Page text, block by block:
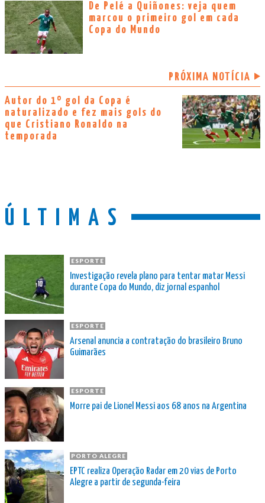
De Pelé a Quiñones: veja quem
marcou o primeiro gol em cada
Copa do Mundo
PRÓXIMA NOTÍCIA
Autor do 1º gol da Copa é
naturalizado e fez mais gols do
que Cristiano Ronaldo na
temporada
ÚLTIMAS
ESPORTE
Investigação revela plano para tentar matar Messi
durante Copa do Mundo, diz jornal espanhol
ESPORTE
Arsenal anuncia a contratação do brasileiro Bruno
Guimarães
ESPORTE
Morre pai de Lionel Messi aos 68 anos na Argentina
PORTO ALEGRE
EPTC realiza Operação Radar em 20 vias de Porto
Alegre a partir de segunda-feira